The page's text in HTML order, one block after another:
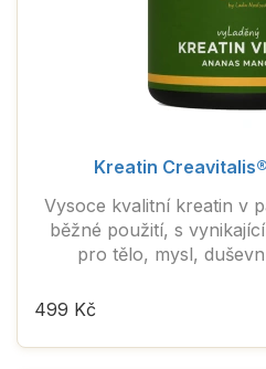
Kreatin
Vysoce kvalitní kreatin v
běžné použití, s
pro tělo, mysl,
499 Kč